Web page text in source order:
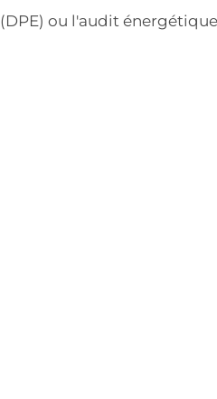
ou l'audit